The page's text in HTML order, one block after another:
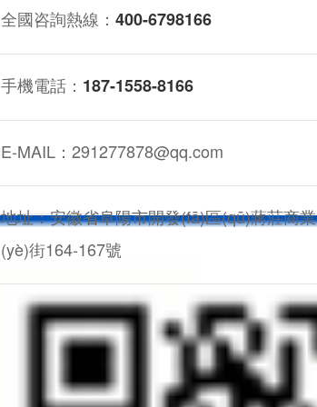
全國咨詢熱線： 400-6798166
手機電話： 187-1558-8166
E-MAIL：291277878@qq.com
地址：安徽省阜陽市開發(fā)區(qū)蔣莊商業
(yè)街164-167號